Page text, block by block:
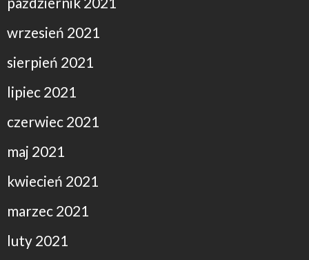
wrzesień 2021
sierpień 2021
lipiec 2021
czerwiec 2021
maj 2021
kwiecień 2021
marzec 2021
luty 2021